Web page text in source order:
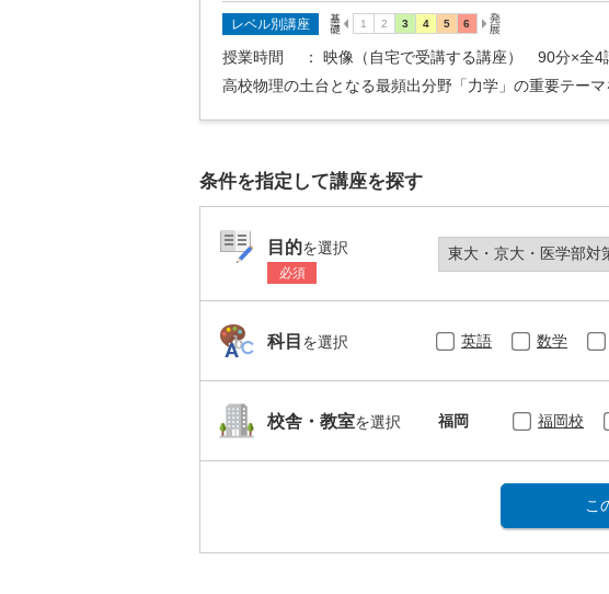
レベル別講座
授業時間
： 映像（自宅で受講する講座） 90分×全4
高校物理の土台となる最頻出分野「力学」の重要テーマ
条件を指定して講座を探す
目的を選択
必須
科目 を選択 英語 数学
校舎・教室を選択 福岡 福岡校
こ